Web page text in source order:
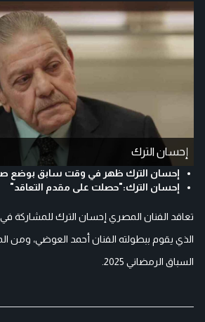
إحسان الترك
إحسان الترك ظهر في وقت سابق بوضع
إحسان الترك:"حصلت على مقدم التعاقد"
تعاقد الفنان المصري إحسان الترك
الذي يقوم ببطولته الفنان أحمد العوضي، ومن
السباق الرمضاني 2025.